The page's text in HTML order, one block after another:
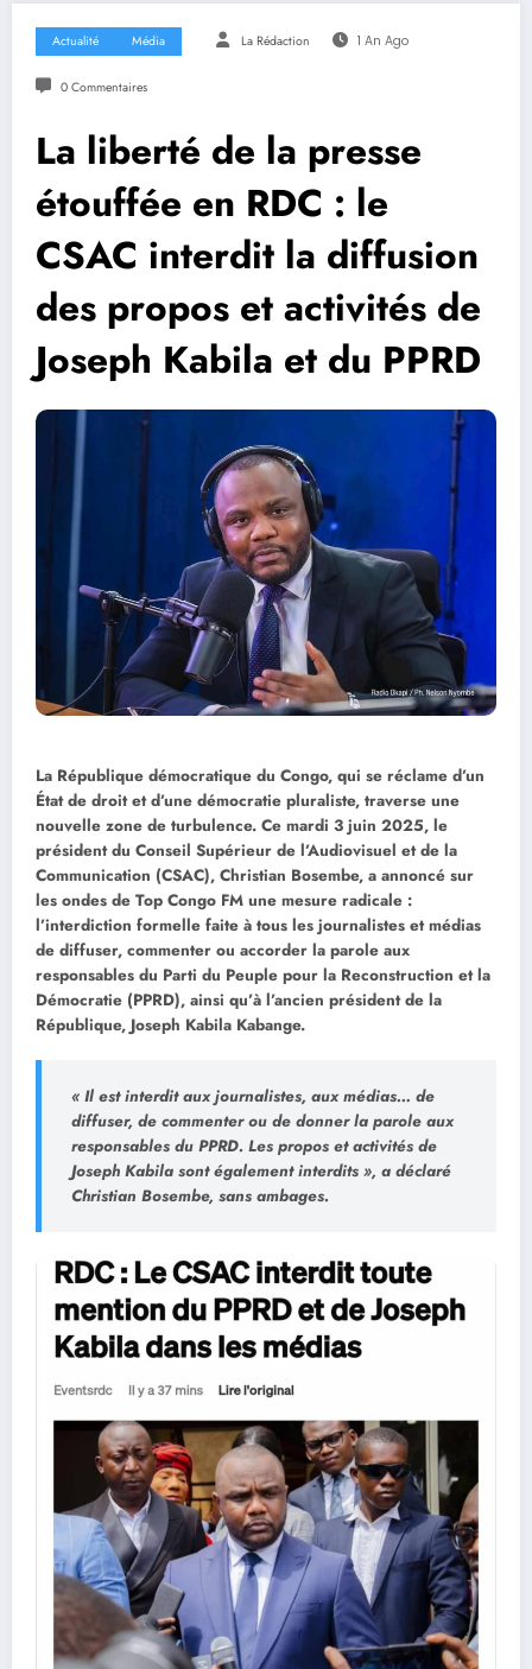
Actualité Média La Rédaction 1 An Ago
0 Commentaires
La liberté de la presse
étouffée en RDC : le
CSAC interdit la diffusion
des propos et activités de
Joseph Kabila et du PPRD
La République démocratique du Congo, qui se réclame d’un
État de droit et d’une démocratie pluraliste, traverse une
nouvelle zone de turbulence. Ce mardi 3 juin 2025, le
président du Conseil Supérieur de l’Audiovisuel et de la
Communication (CSAC), Christian Bosembe, a annoncé sur
les ondes de Top Congo FM une mesure radicale :
l’interdiction formelle faite à tous les journalistes et médias
de diffuser, commenter ou accorder la parole aux
responsables du Parti du Peuple pour la Reconstruction et la
Démocratie (PPRD), ainsi qu’à l’ancien président de la
République, Joseph Kabila Kabange.
« Il est interdit aux journalistes, aux médias… de
diffuser, de commenter ou de donner la parole aux
responsables du PPRD. Les propos et activités de
Joseph Kabila sont également interdits », a déclaré
Christian Bosembe, sans ambages.